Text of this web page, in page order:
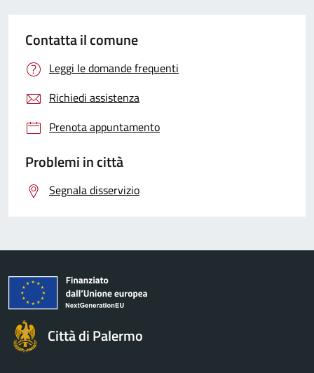
Contatta il comune
Leggi le domande frequenti
Richiedi assistenza
Prenota appuntamento
Problemi in città
Segnala disservizio
Città di Palermo